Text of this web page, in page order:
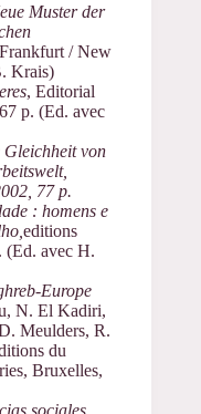
Muster der
/ New
Krais)
, Editorial
p. (Ed. avec
Gleichheit von
77 p.
: homens e
editions
(Ed. avec H.
Europe
N. El Kadiri,
Meulders, R.
du
Bruxelles,